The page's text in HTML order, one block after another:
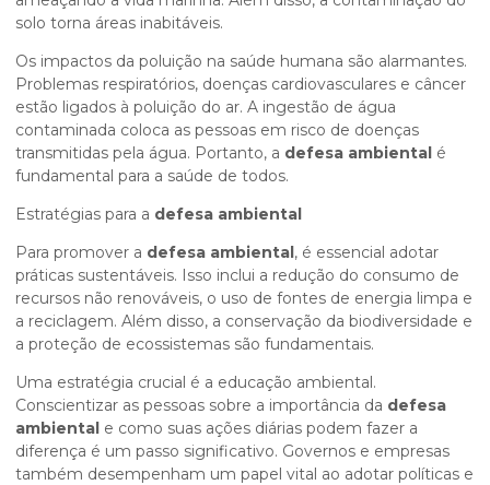
solo torna áreas inabitáveis.
Os impactos da poluição na saúde humana são alarmantes.
Problemas respiratórios, doenças cardiovasculares e câncer
estão ligados à poluição do ar. A ingestão de água
contaminada coloca as pessoas em risco de doenças
transmitidas pela água. Portanto, a defesa ambiental é
fundamental para a saúde de todos.
Estratégias para a defesa ambiental
Para promover a defesa ambiental, é essencial adotar
práticas sustentáveis. Isso inclui a redução do consumo de
recursos não renováveis, o uso de fontes de energia limpa e
a reciclagem. Além disso, a conservação da biodiversidade e
a proteção de ecossistemas são fundamentais.
Uma estratégia crucial é a educação ambiental.
Conscientizar as pessoas sobre a importância da defesa
ambiental e como suas ações diárias podem fazer a
diferença é um passo significativo. Governos e empresas
também desempenham um papel vital ao adotar políticas e